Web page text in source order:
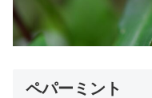
ペパーミント